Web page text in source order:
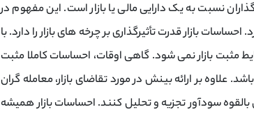
نسبت به یک دارایی مالی یا بازار است. این مفهوم در
بازار قدرت تأثیرگذاری بر چرخه های بازار را دارد. با
مثبت بازار نمی شود. گاهی اوقات، احساسات کاملا مثبت
علاوه بر ارائه بینش در مورد تقاضای بازار، معامله گران
سودآور تجزیه و تحلیل کنند. احساسات بازار همیشه